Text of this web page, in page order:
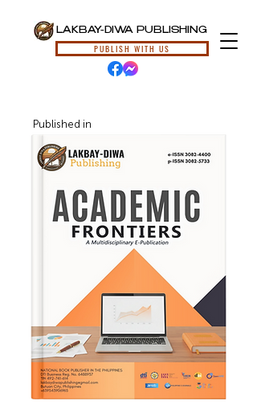
LAKBAY-DIWA PUBLISHING
PUBLISH WITH US
Published in